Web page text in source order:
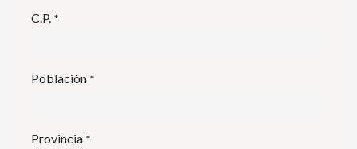
C.P. *
Población *
Provincia *